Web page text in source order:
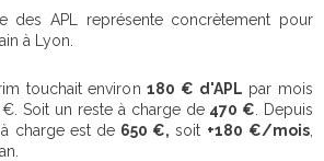
des APL représente concrètement pour
à Lyon.
touchait environ180 € d'APL par mois
Soit un reste à charge de 470 € . Depuis
charge est de 650 €, soit +180 €/mois